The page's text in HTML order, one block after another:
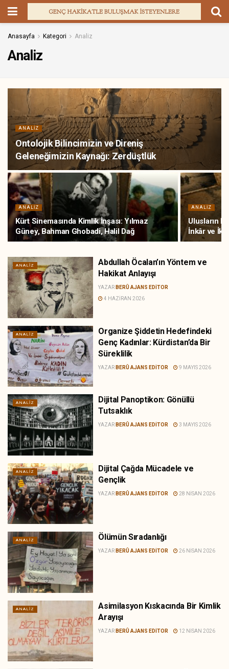
Anasayfa Kategori Analiz
Analiz
ANALIZ
Ontolojik Bilincimizin ve Direniş
Geleneğimizin Kaynağı: Zerdüştlük
ANALIZ
Kürt Sinemasında Kimlik İnşası: Yılmaz
Güney, Bahman Ghobadi, Halil Dağ
ANALIZ
Ulusların
İnkâr ve
ANALIZ
Abdullah Öcalan’ın Yöntem ve
Hakikat Anlayışı
YAZAR BERÛ AJANS EDITOR
4 HAZIRAN 2026
ANALIZ
Organize Şiddetin Hedefindeki
Genç Kadınlar: Kürdistan’da Bir
Süreklilik
YAZAR BERÛ AJANS EDITOR 9 MAYIS 2026
ANALIZ
Dijital Panoptikon: Gönüllü
Tutsaklık
YAZAR BERÛ AJANS EDITOR 3 MAYIS 2026
ANALIZ
Dijital Çağda Mücadele ve
Gençlik
YAZAR BERÛ AJANS EDITOR 28 NISAN 2026
ANALIZ Ölümün Sıradanlığı
YAZAR BERÛ AJANS EDITOR 26 NISAN 2026
ANALIZ
Asimilasyon Kıskacında Bir Kimlik
Arayışı
YAZAR BERÛ AJANS EDITOR 12 NISAN 2026